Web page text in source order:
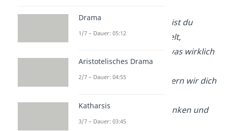
Oma, [Alter] Jahre bist du
schon auf dieser Welt,
hast so viel erlebt, was wirklich
zählt.
Zum Geburtstag feiern wir dich
mit Kuchen, Geschenken und
ganz vielen Leuten!
Drama
1/7 – Dauer: 05:12
Aristotelisches Drama
2/7 – Dauer: 04:55
Katharsis
3/7 – Dauer: 03:45